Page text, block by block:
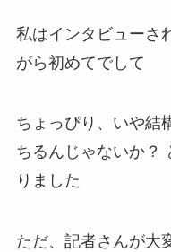
私はインタビューさ
がら初めてでして
ちょっぴり、いや結
ちるんじゃないか？
りました
ただ、記者さんが大